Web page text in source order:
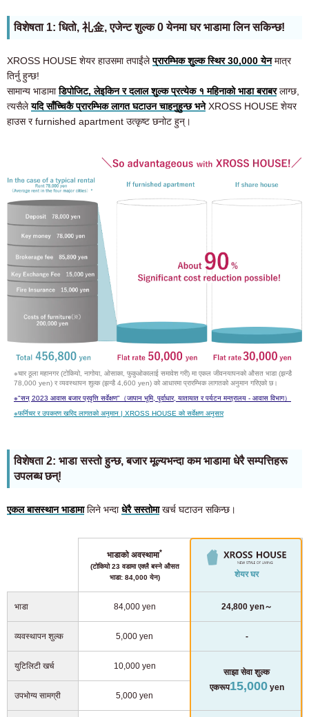
विशेषता 1: धितो, 礼金, एजेन्ट शुल्क 0 येनमा घर भाडामा लिन सकिन्छ!
XROSS HOUSE शेयर हाउसमा तपाईंलेप्रारम्भिक शुल्क स्थिर 30,000 येनमात्र
तिर्नु हुन्छ!
सामान्य भाडामाडिपोजिट, लेइकिन र दलाल शुल्क प्रत्येक १ महिनाको भाडा बराबरलाग्छ,
त्यसैलेयदि साँच्चिकै प्रारम्भिक लागत घटाउन चाहनुहुन्छ भनेXROSS HOUSE शेयर
हाउस र furnished apartment उत्कृष्ट छनोट हुन्।
※चार ठूला महानगर (टोकियो, नागोया, ओसाका, फुकुओकालाई समावेश गरी) मा एकल जीवनयापनको औसत भाडा (झन्डै
78,000 yen) र व्यवस्थापन शुल्क (झन्डै 4,600 yen) को आधारमा प्रारम्भिक लागतको अनुमान गरिएको छ।
※"सन् 2023 आवास बजार प्रवृत्ति सर्वेक्षण"（जापान भूमि, पूर्वाधार, यातायात र पर्यटन मन्त्रालय - आवास विभाग）
※फर्निचर र उपकरण खरिद लागतको अनुमान | XROSS HOUSE को सर्वेक्षण अनुसार
विशेषता 2: भाडा सस्तो हुन्छ, बजार मूल्यभन्दा कम भाडामा धेरै सम्पत्तिहरू
उपलब्ध छन्!
एकल बासस्थान भाडामालिने भन्दाधेरै सस्तोमाखर्च घटाउन सकिन्छ।
भाडाको अवस्थामा*
(टोकियो 23 वडामा एक्लै बस्ने औसत
भाडा: 84,000 येन)
शेयर घर
भाडा 84,000 yen 24,800 yen～
व्यवस्थापन शुल्क 5,000 yen -
युटिलिटी खर्च 10,000 yen
साझा सेवा शुल्क
एकरूप15,000yen
उपभोग्य सामग्री
5,000 yen